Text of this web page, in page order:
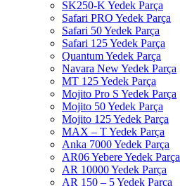
SK250-K Yedek Parça
Safari PRO Yedek Parça
Safari 50 Yedek Parça
Safari 125 Yedek Parça
Quantum Yedek Parça
Navara New Yedek Parça
MT 125 Yedek Parça
Mojito Pro S Yedek Parça
Mojito 50 Yedek Parça
Mojito 125 Yedek Parça
MAX – T Yedek Parça
Anka 7000 Yedek Parça
AR06 Yebere Yedek Parça
AR 10000 Yedek Parça
AR 150 – 5 Yedek Parça